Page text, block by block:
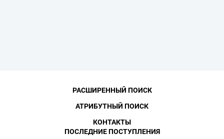
РАСШИРЕННЫЙ ПОИСК
АТРИБУТНЫЙ ПОИСК
КОНТАКТЫ
ПОСЛЕДНИЕ ПОСТУПЛЕНИЯ